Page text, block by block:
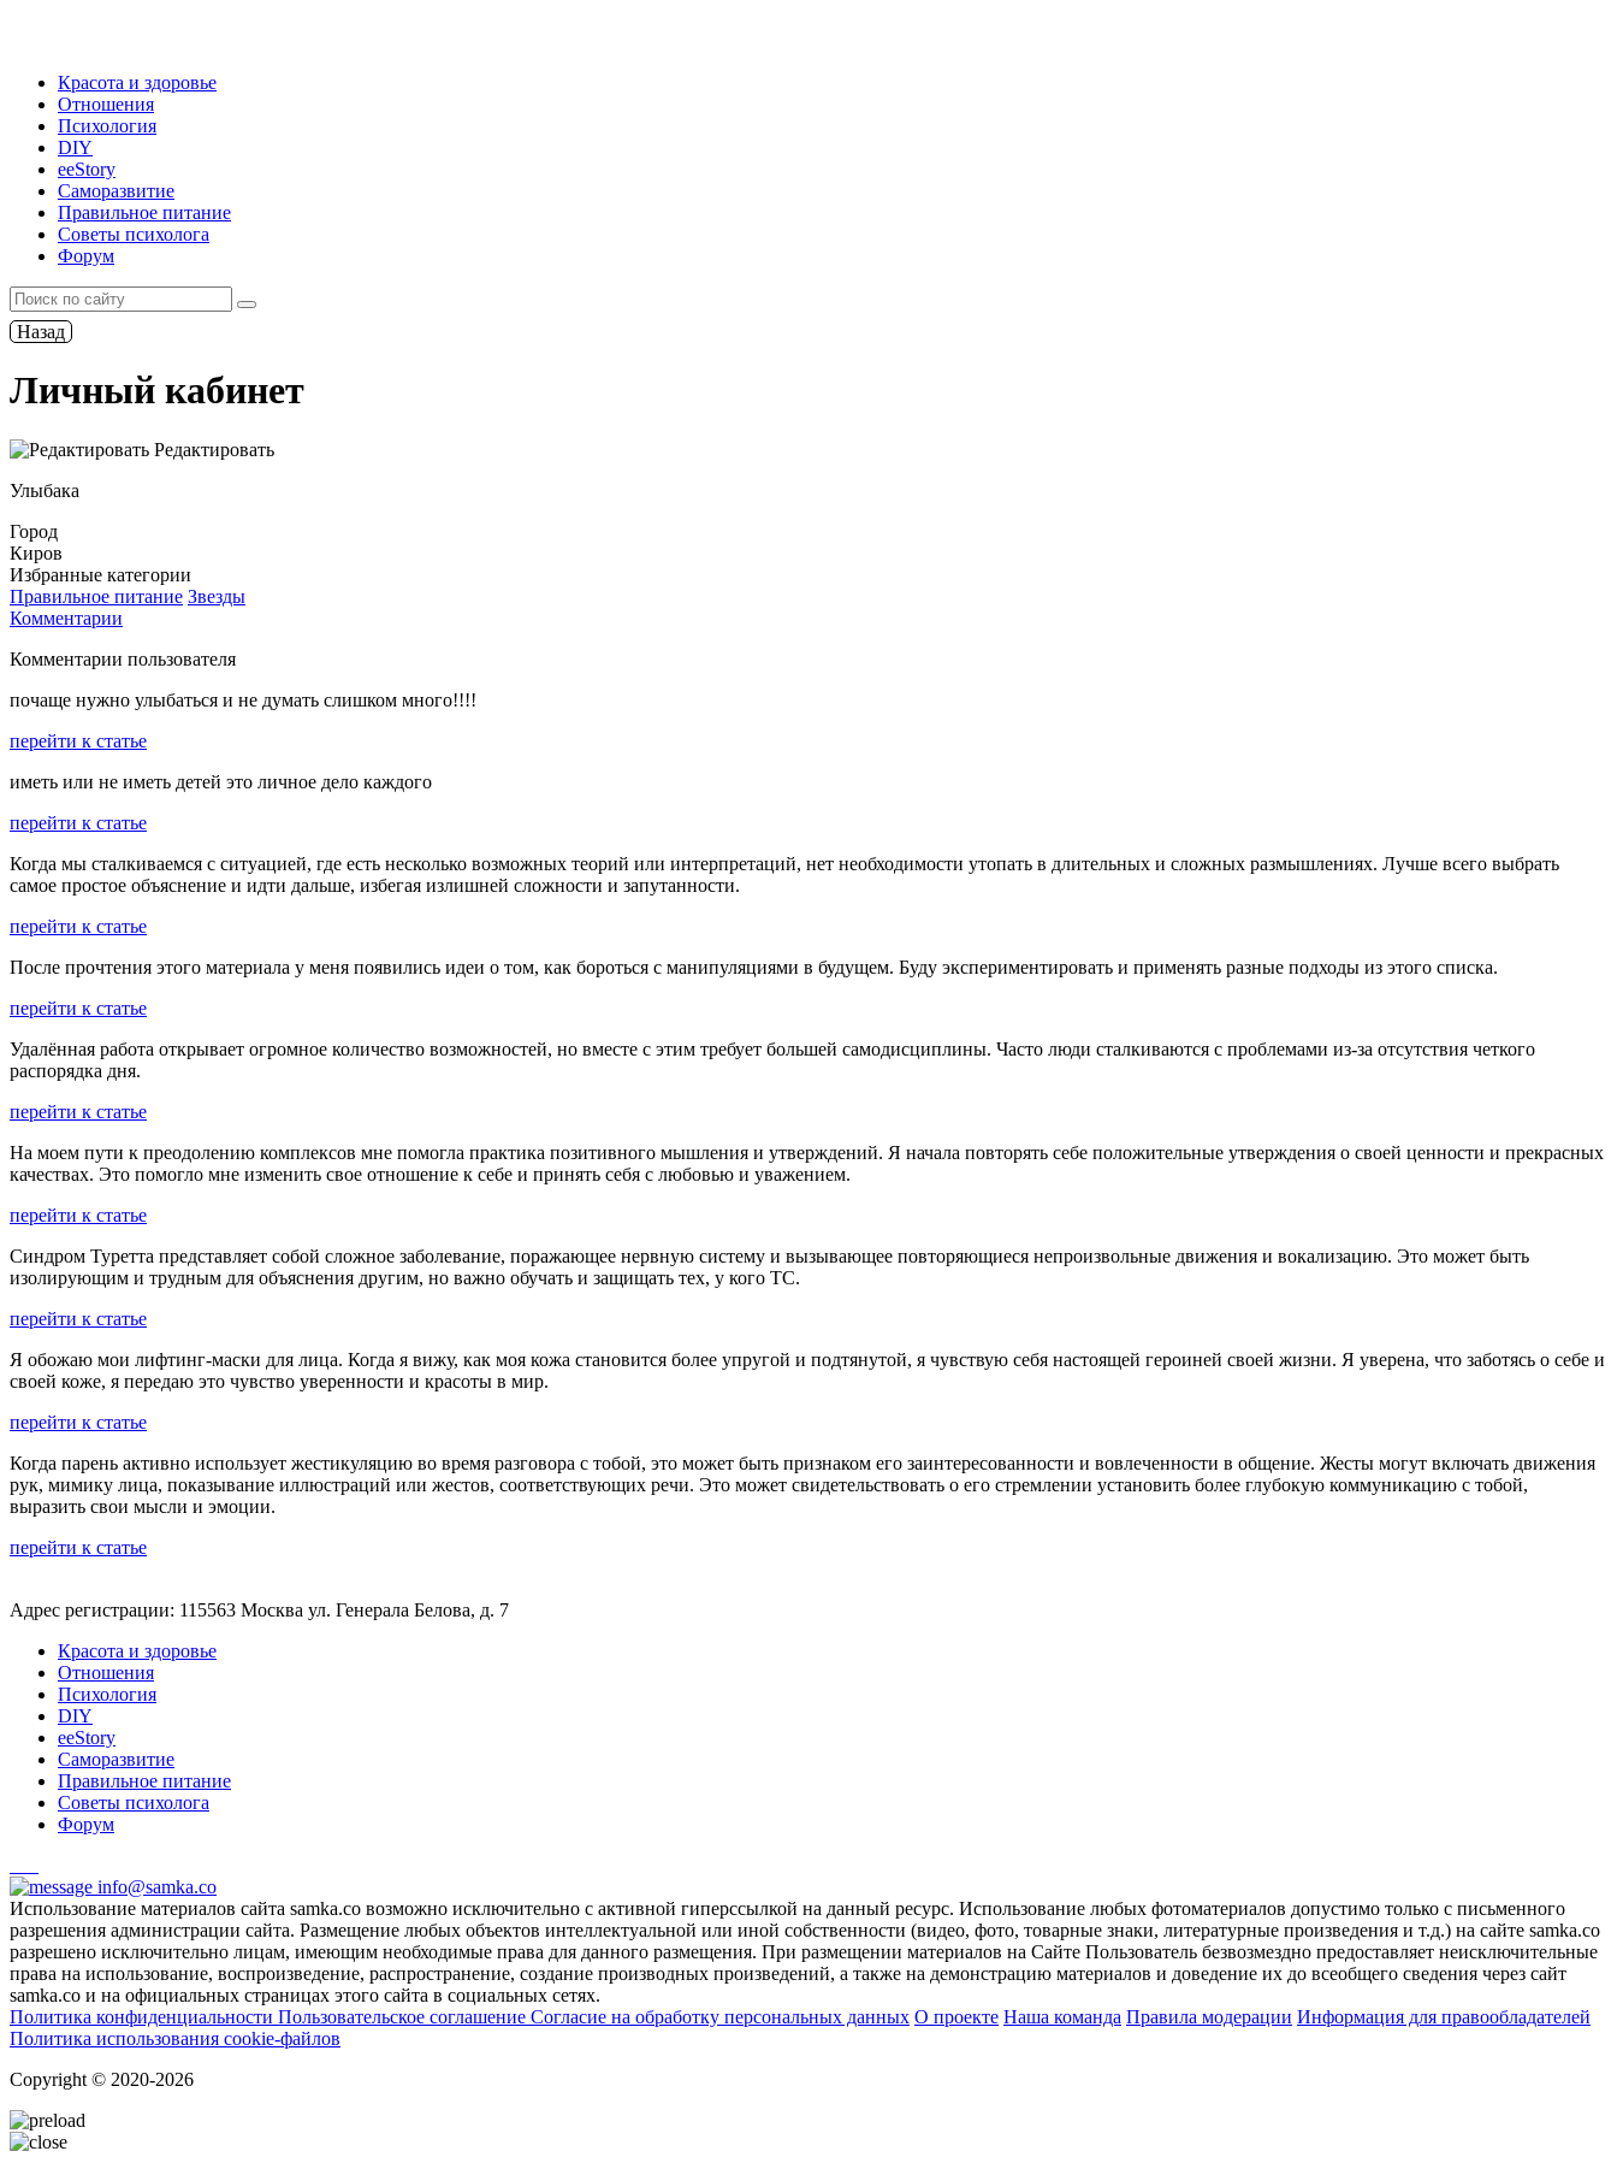
Красота и здоровье
Отношения
Психология
DIY
ееStory
Саморазвитие
Правильное питание
Советы психолога
Форум
Назад
Личный кабинет
Редактировать
Улыбака
Город
Киров
Избранные категории
Правильное питание Звезды
Комментарии
Комментарии пользователя
почаще нужно улыбаться и не думать слишком много!!!!
перейти к статье
иметь или не иметь детей это личное дело каждого
перейти к статье
Когда мы сталкиваемся с ситуацией, где есть несколько возможных теорий или интерпретаций, нет необходимости утопать в длительных и сложных размышлениях. Лучше всего выбрать
самое простое объяснение и идти дальше, избегая излишней сложности и запутанности.
перейти к статье
После прочтения этого материала у меня появились идеи о том, как бороться с манипуляциями в будущем. Буду экспериментировать и применять разные подходы из этого списка.
перейти к статье
Удалённая работа открывает огромное количество возможностей, но вместе с этим требует большей самодисциплины. Часто люди сталкиваются с проблемами из-за отсутствия четкого
распорядка дня.
перейти к статье
На моем пути к преодолению комплексов мне помогла практика позитивного мышления и утверждений. Я начала повторять себе положительные утверждения о своей ценности и прекрасных
качествах. Это помогло мне изменить свое отношение к себе и принять себя с любовью и уважением.
перейти к статье
Синдром Туретта представляет собой сложное заболевание, поражающее нервную систему и вызывающее повторяющиеся непроизвольные движения и вокализацию. Это может быть
изолирующим и трудным для объяснения другим, но важно обучать и защищать тех, у кого ТС.
перейти к статье
Я обожаю мои лифтинг-маски для лица. Когда я вижу, как моя кожа становится более упругой и подтянутой, я чувствую себя настоящей героиней своей жизни. Я уверена, что заботясь о себе и
своей коже, я передаю это чувство уверенности и красоты в мир.
перейти к статье
Когда парень активно использует жестикуляцию во время разговора с тобой, это может быть признаком его заинтересованности и вовлеченности в общение. Жесты могут включать движения
рук, мимику лица, показывание иллюстраций или жестов, соответствующих речи. Это может свидетельствовать о его стремлении установить более глубокую коммуникацию с тобой,
выразить свои мысли и эмоции.
перейти к статье
Адрес регистрации: 115563 Москва ул. Генерала Белова, д. 7
Красота и здоровье
Отношения
Психология
DIY
ееStory
Саморазвитие
Правильное питание
Советы психолога
Форум
info@samka.co
Использование материалов сайта samka.co возможно исключительно с активной гиперссылкой на данный ресурс. Использование любых фотоматериалов допустимо только с письменного
разрешения администрации сайта. Размещение любых объектов интеллектуальной или иной собственности (видео, фото, товарные знаки, литературные произведения и т.д.) на сайте samka.co
разрешено исключительно лицам, имеющим необходимые права для данного размещения. При размещении материалов на Сайте Пользователь безвозмездно предоставляет неисключительные
права на использование, воспроизведение, распространение, создание производных произведений, а также на демонстрацию материалов и доведение их до всеобщего сведения через сайт
samka.co и на официальных страницах этого сайта в социальных сетях.
Политика конфиденциальности Пользовательское соглашение Согласие на обработку персональных данных О проекте Наша команда Правила модерации Информация для правообладателей
Политика использования cookie-файлов
Copyright © 2020-2026